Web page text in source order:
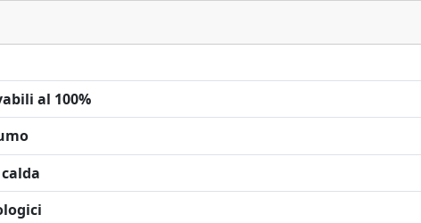
e tramonta dietro alla Valle del Magra.
ospiti:
per la sosta del camper.
la Cascina dei Peri dista circa 6 chilometri dalle
vedere le distese sabbiose che cominciano a
montuose liguri, e che si estendono fino alla versilia e
al 100%